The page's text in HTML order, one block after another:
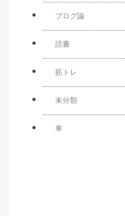
ブログ論
読書
筋トレ
未分類
車